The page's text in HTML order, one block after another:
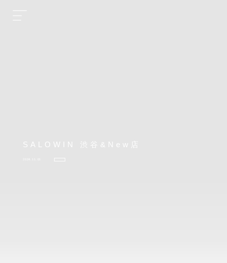
SALOWIN 渋谷&New店